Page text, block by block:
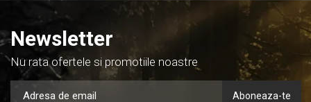
Newsletter
Nu rata ofertele si promotiile noastre